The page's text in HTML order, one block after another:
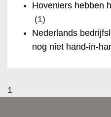
Hoveniers hebben
(1)
Nederlands
nog niet hand-in-
1